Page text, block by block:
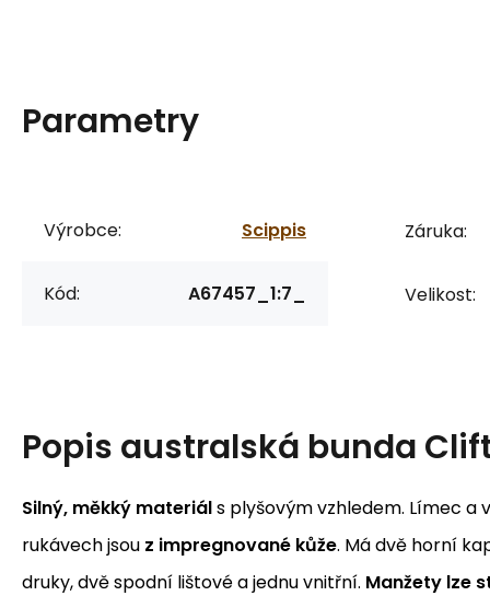
Parametry
Výrobce: Scippis
Kód: A67457_1:7_
Záruka:
Velikost:
Popis australská bunda
Silný, měkký materiáls plyšovým vzhledem. Límec a
rukávech jsou z impregnované kůže. Má dvě horní
druky, dvě spodní lištové a jednu vnitřní. Manžety lze